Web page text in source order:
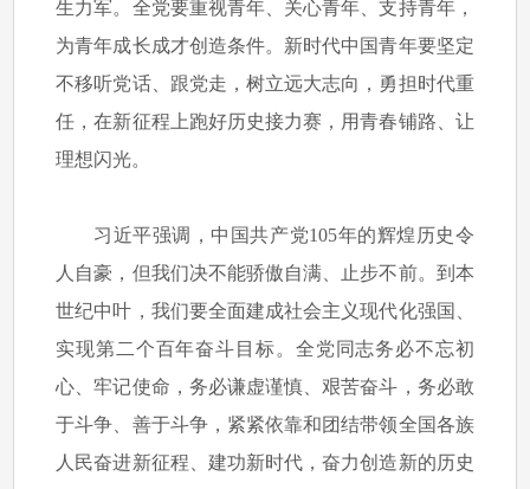
生力军。全党要重视青年、关心青年、支持青年，
为青年成长成才创造条件。新时代中国青年要坚定
不移听党话、跟党走，树立远大志向，勇担时代重
任，在新征程上跑好历史接力赛，用青春铺路、让
理想闪光。
习近平强调，中国共产党105年的辉煌历史令
人自豪，但我们决不能骄傲自满、止步不前。到本
世纪中叶，我们要全面建成社会主义现代化强国、
实现第二个百年奋斗目标。全党同志务必不忘初
心、牢记使命，务必谦虚谨慎、艰苦奋斗，务必敢
于斗争、善于斗争，紧紧依靠和团结带领全国各族
人民奋进新征程、建功新时代，奋力创造新的历史